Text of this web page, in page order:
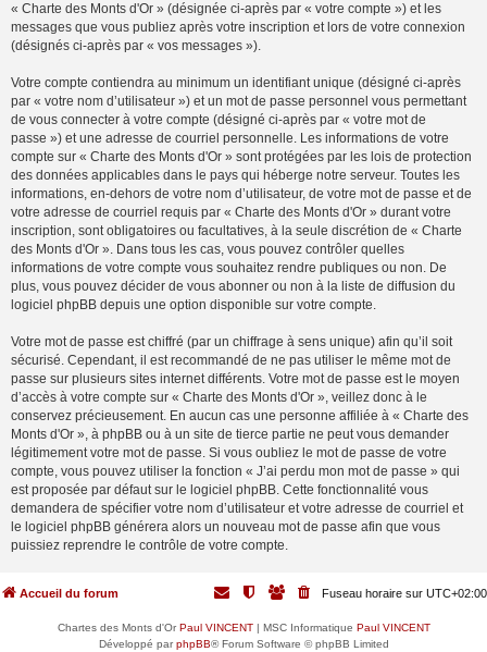
« Charte des Monts d'Or » (désignée ci-après par « votre compte ») et les
messages que vous publiez après votre inscription et lors de votre connexion
(désignés ci-après par « vos messages »).
Votre compte contiendra au minimum un identifiant unique (désigné ci-après
par « votre nom d’utilisateur ») et un mot de passe personnel vous permettant
de vous connecter à votre compte (désigné ci-après par « votre mot de
passe ») et une adresse de courriel personnelle. Les informations de votre
compte sur « Charte des Monts d'Or » sont protégées par les lois de protection
des données applicables dans le pays qui héberge notre serveur. Toutes les
informations, en-dehors de votre nom d’utilisateur, de votre mot de passe et de
votre adresse de courriel requis par « Charte des Monts d'Or » durant votre
inscription, sont obligatoires ou facultatives, à la seule discrétion de « Charte
des Monts d'Or ». Dans tous les cas, vous pouvez contrôler quelles
informations de votre compte vous souhaitez rendre publiques ou non. De
plus, vous pouvez décider de vous abonner ou non à la liste de diffusion du
logiciel phpBB depuis une option disponible sur votre compte.
Votre mot de passe est chiffré (par un chiffrage à sens unique) afin qu’il soit
sécurisé. Cependant, il est recommandé de ne pas utiliser le même mot de
passe sur plusieurs sites internet différents. Votre mot de passe est le moyen
d’accès à votre compte sur « Charte des Monts d'Or », veillez donc à le
conservez précieusement. En aucun cas une personne affiliée à « Charte des
Monts d'Or », à phpBB ou à un site de tierce partie ne peut vous demander
légitimement votre mot de passe. Si vous oubliez le mot de passe de votre
compte, vous pouvez utiliser la fonction « J’ai perdu mon mot de passe » qui
est proposée par défaut sur le logiciel phpBB. Cette fonctionnalité vous
demandera de spécifier votre nom d’utilisateur et votre adresse de courriel et
le logiciel phpBB générera alors un nouveau mot de passe afin que vous
puissiez reprendre le contrôle de votre compte.
Accueil du forum Fuseau horaire sur UTC+02:00
Chartes des Monts d'OrPaul VINCENT| MSC Informatique Paul VINCENT
Développé parphpBB® Forum Software © phpBB Limited